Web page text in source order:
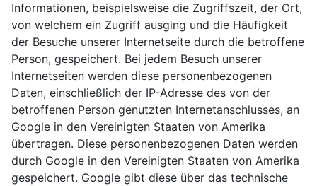
Informationen, beispielsweise die Zugriffszeit, der Ort,
von welchem ein Zugriff ausging und die Häufigkeit
der Besuche unserer Internetseite durch die betroffene
Person, gespeichert. Bei jedem Besuch unserer
Internetseiten werden diese personenbezogenen
Daten, einschließlich der IP-Adresse des von der
betroffenen Person genutzten Internetanschlusses, an
Google in den Vereinigten Staaten von Amerika
übertragen. Diese personenbezogenen Daten werden
durch Google in den Vereinigten Staaten von Amerika
gespeichert. Google gibt diese über das technische